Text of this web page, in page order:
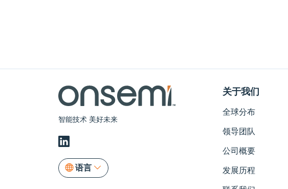
智能技术 美好未来
语言
关于我们
全球分布
领导团队
公司概要
发展历程